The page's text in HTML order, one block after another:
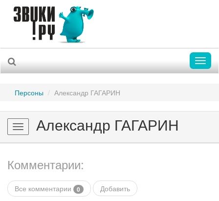
Персоны Александр ГАГАРИН
Toggle
navigation
Александр ГАГАРИН
Комментарии:
Все комментарии 0 Добавить